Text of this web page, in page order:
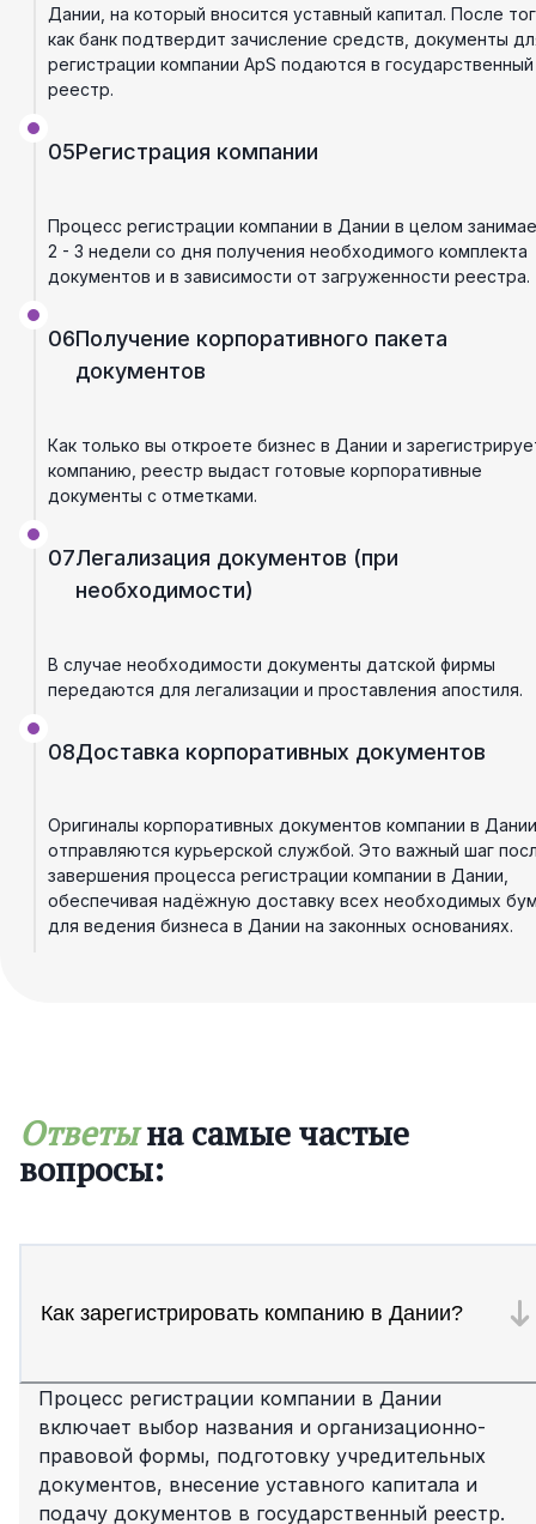
Дании, на который вносится уставный капитал. После
как банк подтвердит зачисление средств, документы
регистрации компании ApS подаются в государственный
реестр.
05Регистрация компании
Процесс регистрации компании в Дании в целом
2 - 3 недели со дня получения необходимого комплекта
документов и в зависимости от загруженности реестра.
06Получение корпоративного пакета
документов
Как только вы откроете бизнес в Дании и
компанию, реестр выдаст готовые корпоративные
документы с отметками.
07Легализация документов (при
необходимости)
В случае необходимости документы датской фирмы
передаются для легализации и проставления апостиля.
08Доставка корпоративных документов
Оригиналы корпоративных документов компании в Дании
отправляются курьерской службой. Это важный шаг
завершения процесса регистрации компании в Дании,
обеспечивая надёжную доставку всех необходимых
для ведения бизнеса в Дании на законных основаниях.
Ответы на самые частые
вопросы:
Как зарегистрировать компанию в Дании?
Процесс регистрации компании в Дании
включает выбор названия и организационно-
правовой формы, подготовку учредительных
документов, внесение уставного капитала и
подачу документов в государственный реестр.